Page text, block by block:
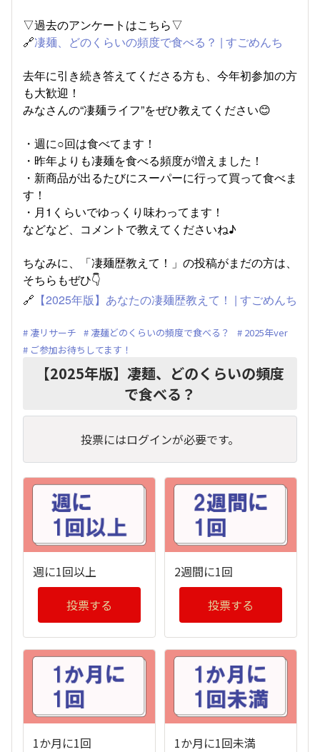
▽過去のアンケートはこちら▽
🔗凄麺、どのくらいの頻度で食べる？ | すごめんち
去年に引き続き答えてくださる方も、今年初参加の方
も大歓迎！
みなさんの“凄麺ライフ”をぜひ教えてください😊
・週に○回は食べてます！
・昨年よりも凄麺を食べる頻度が増えました！
・新商品が出るたびにスーパーに行って買って食べま
す！
・月1くらいでゆっくり味わってます！
などなど、コメントで教えてくださいね♪
ちなみに、「凄麺歴教えて！」の投稿がまだの方は、
そちらもぜひ👇
🔗 【2025年版】あなたの凄麺歴教えて！ | すごめんち
凄リサーチ 凄麺どのくらいの頻度で食べる？
2025年ver
ご参加お待ちしてます！
【2025年版】凄麺、どのくらいの頻度
で食べる？
投票にはログインが必要です。
週に1回以上
投票する
2週間に1回
投票する
1か月に1回
1か月に1回未満